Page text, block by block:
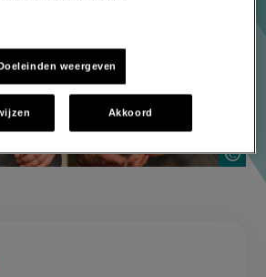
weergeven
Akkoord